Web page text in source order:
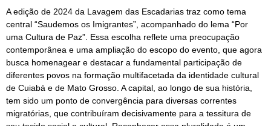
A edição de 2024 da Lavagem das Escadarias traz como tema
central “Saudemos os Imigrantes”, acompanhado do lema “Por
uma Cultura de Paz”. Essa escolha reflete uma preocupação
contemporânea e uma ampliação do escopo do evento, que agora
busca homenagear e destacar a fundamental participação de
diferentes povos na formação multifacetada da identidade cultural
de Cuiabá e de Mato Grosso. A capital, ao longo de sua história,
tem sido um ponto de convergência para diversas correntes
migratórias, que contribuíram decisivamente para a tessitura de